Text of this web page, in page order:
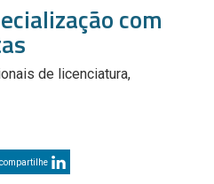
com
de licenciatura,
compartilhe